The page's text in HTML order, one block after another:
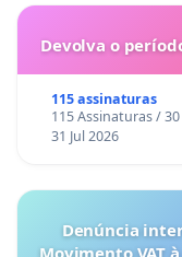
Devolva o
115 assinaturas
115 Assinaturas /
31 Jul 2026
Denúncia